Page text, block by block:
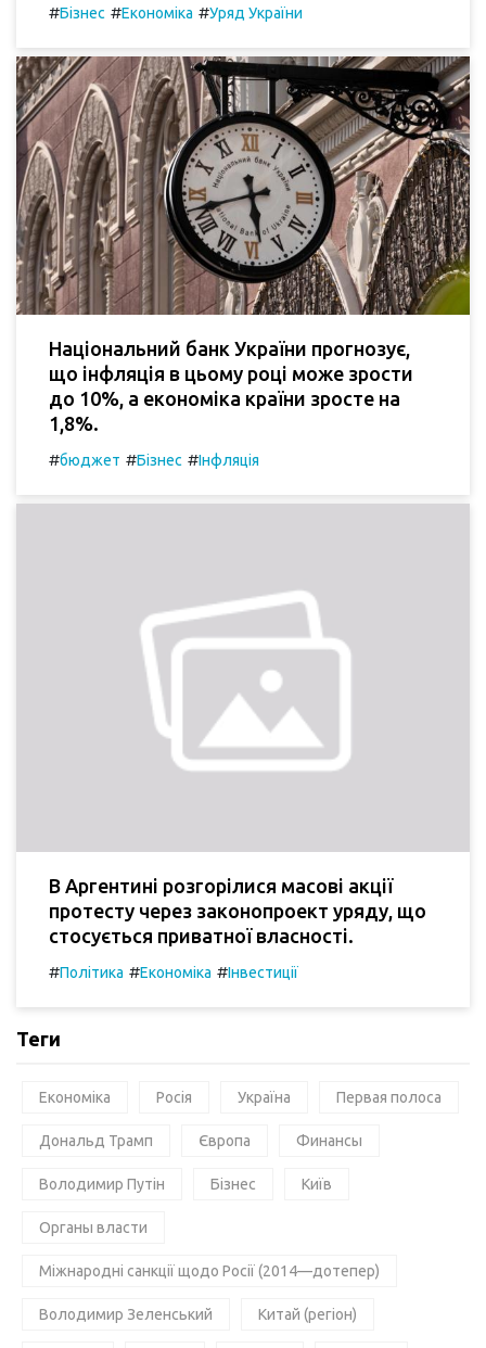
#Бізнес #Економіка #Уряд України
Національний банк України прогнозує,
що інфляція в цьому році може зрости
до 10%, а економіка країни зросте на
1,8%.
#бюджет #Бізнес #Інфляція
В Аргентині розгорілися масові акції
протесту через законопроект уряду, що
стосується приватної власності.
#Політика #Економіка #Інвестиції
Теги
Економіка Росія Україна Первая полоса
Дональд Трамп Європа Финансы
Володимир Путін Бізнес Київ
Органы власти
Міжнародні санкції щодо Росії (2014—дотепер)
Володимир Зеленський Китай (регіон)